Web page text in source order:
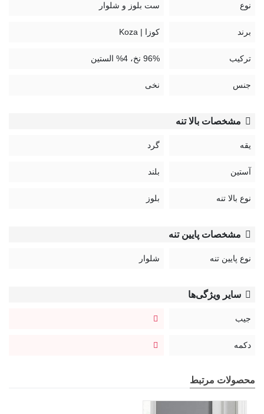
نوع ست بلوز و شلوار
برند کوزا | Koza
ترکیب 96% نخ، 4% الستین
جنس نخی
مشخصات بالا تنه
یقه گرد
آستین بلند
نوع بالا تنه بلوز
مشخصات پایین تنه
نوع پایین تنه شلوار
سایر ویژگی‌ها
جیب
دکمه
محصولات مرتبط